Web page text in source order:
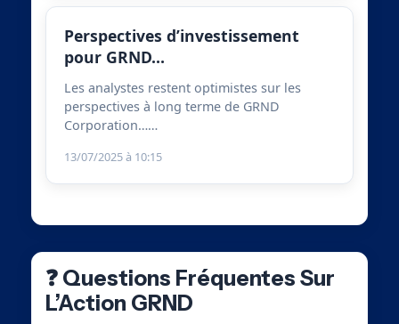
Perspectives d’investissement
pour GRND…
Les analystes restent optimistes sur les
perspectives à long terme de GRND
Corporation……
13/07/2025 à 10:15
❓ Questions Fréquentes Sur
L’Action GRND